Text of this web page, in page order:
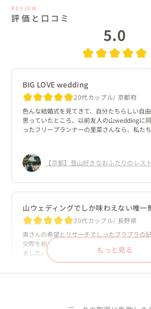
REVIEW
評価と口コミ
5.0
BIG LOVE wedding
20代カップル 京都府
色んな結婚式を見てきて、自分たちらしい自
思っていたところ、以前友人の山weddingに
ったフリープランナーの里菜さんなら、私た
った結婚式を一緒に作ってくれるのではない
結婚式に対する私たちの思いをくみとり、分
の私たちを全力でサポートしてくださり、何
えましたが、私が言葉で表現しにくい内容も
にイメージしてくださり本当に感動しました
大変なこともたくさんあった結婚式準備でし
まで心から楽しみ、愛おしい時間だったと思
大きな愛のおかげです。
当日は思い描いていた以上に、最高の結婚式
式には来たことない！と家族や友人からも絶
【京都】登山好きなおふたりのレス
山ウェディングでしか味わえない唯一
20代カップル
長野県
奥さんの希望とリサーチでしったブラプラの
交際を始めた場所でもある白馬でのフォトウ
ました。
もっと見る